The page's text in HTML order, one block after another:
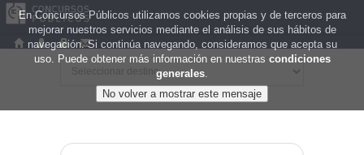
En Concursos Públicos utilizamos cookies propias y de terceros para
mejorar nuestros servicios mediante el análisis de sus hábitos de
navegación. Si continúa navegando, consideramos que acepta su
uso. Puede obtener más información en nuestras condiciones
generales.